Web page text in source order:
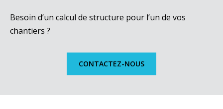
Besoin d’un calcul de structure pour l’un de vos
chantiers ?
CONTACTEZ-NOUS